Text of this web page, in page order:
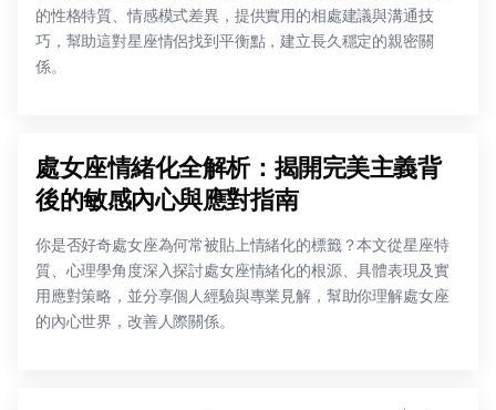
的性格特質、情感模式差異，提供實用的相處建議與溝通技
巧，幫助這對星座情侶找到平衡點，建立長久穩定的親密關
係。
處女座情緒化全解析：揭開完美主義背
後的敏感內心與應對指南
你是否好奇處女座為何常被貼上情緒化的標籤？本文從星座特
質、心理學角度深入探討處女座情緒化的根源、具體表現及實
用應對策略，並分享個人經驗與專業見解，幫助你理解處女座
的內心世界，改善人際關係。